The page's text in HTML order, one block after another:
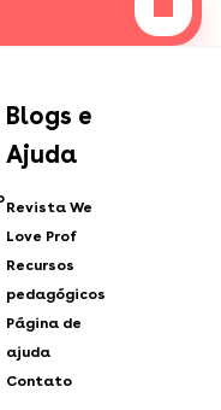
Blogs e
Ajuda
Revista We
Love Prof
Recursos
pedagógicos
Página de
ajuda
Contato